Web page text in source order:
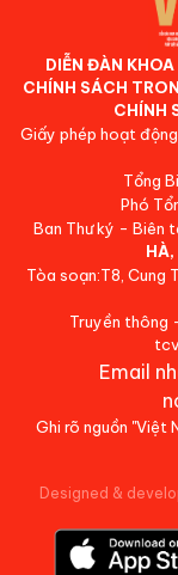
DIỄN ĐÀN
CHÍNH SÁCH
CHÍNH
Giấy phép hoạt
Tổng
Phó
Ban Thư ký - Biên
Tòa soạn:T8, Cung
Truyền thông
Email
Ghi rõ nguồn "Việt
Designed &